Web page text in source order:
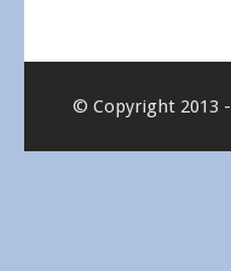
© Copyright 2013 -